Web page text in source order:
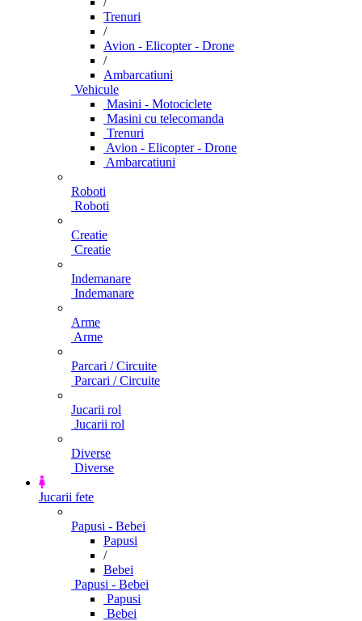
Trenuri
/
Avion - Elicopter - Drone
/
Ambarcatiuni
Vehicule
Masini - Motociclete
Masini cu telecomanda
Trenuri
Avion - Elicopter - Drone
Ambarcatiuni
Roboti
Roboti
Creatie
Creatie
Indemanare
Indemanare
Arme
Arme
Parcari / Circuite
Parcari / Circuite
Jucarii rol
Jucarii rol
Diverse
Diverse
Jucarii fete
Papusi - Bebei
Papusi
/
Bebei
Papusi - Bebei
Papusi
Bebei